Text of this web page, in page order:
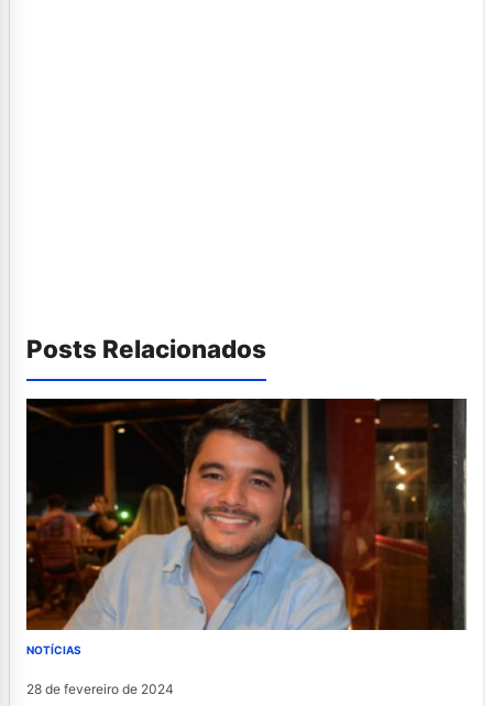
Posts Relacionados
NOTÍCIAS
28 de fevereiro de 2024